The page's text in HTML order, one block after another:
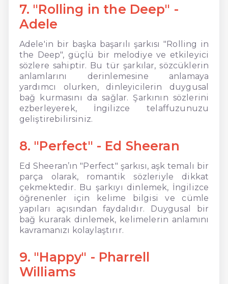
7. "Rolling in the Deep" -
Adele
Adele'in bir başka başarılı şarkısı "Rolling in
the Deep", güçlü bir melodiye ve etkileyici
sözlere sahiptir. Bu tür şarkılar, sözcüklerin
anlamlarını derinlemesine anlamaya
yardımcı olurken, dinleyicilerin duygusal
bağ kurmasını da sağlar. Şarkının sözlerini
ezberleyerek, İngilizce telaffuzunuzu
geliştirebilirsiniz.
8. "Perfect" - Ed Sheeran
Ed Sheeran’ın "Perfect" şarkısı, aşk temalı bir
parça olarak, romantik sözleriyle dikkat
çekmektedir. Bu şarkıyı dinlemek, İngilizce
öğrenenler için kelime bilgisi ve cümle
yapıları açısından faydalıdır. Duygusal bir
bağ kurarak dinlemek, kelimelerin anlamını
kavramanızı kolaylaştırır.
9. "Happy" - Pharrell
Williams